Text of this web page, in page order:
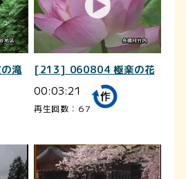
滝 [213] 060804 極楽の花
00:03:21
再生回数：67